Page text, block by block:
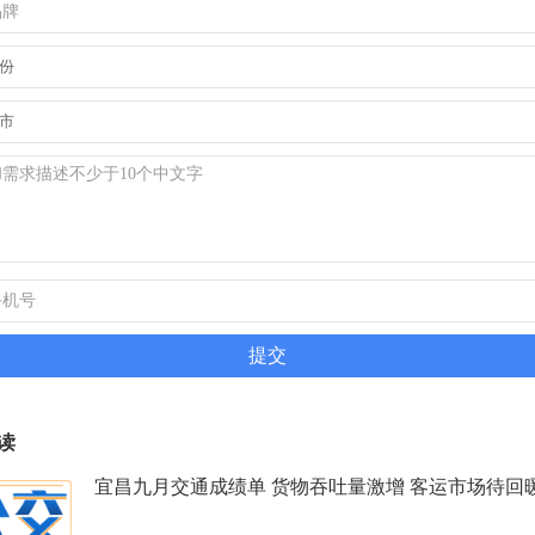
宜昌九月交通成绩单 货物吞吐量激增 客运市场待回